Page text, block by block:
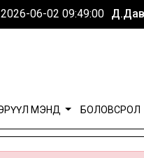
2026-06-02 09:49:00
МЭНД БОЛОВСРОЛ